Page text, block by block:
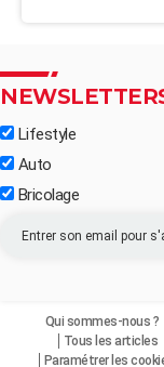
Lifestyle
Auto
Bricolage
Qui sommes-nous ?
Tous les articles
Paramétrer les